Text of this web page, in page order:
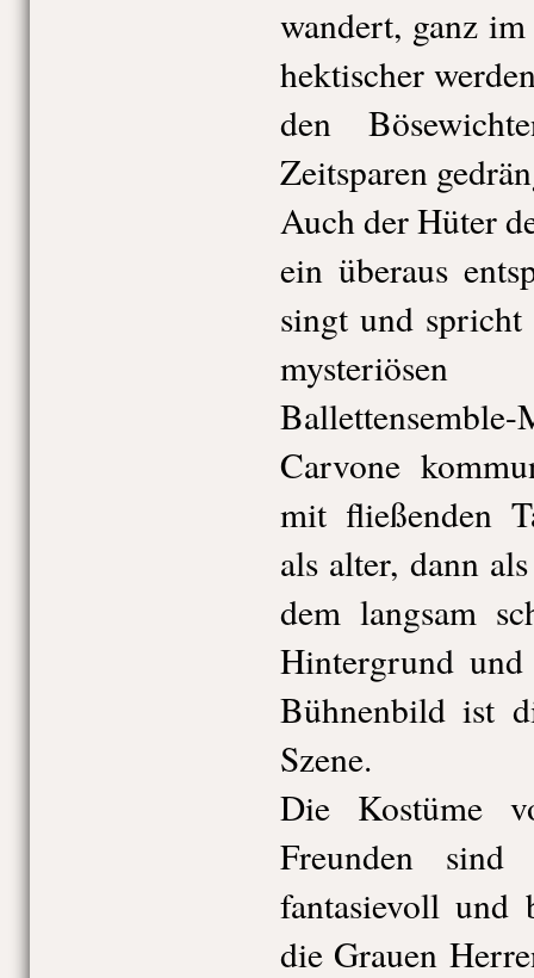
wandert, ganz
hektischer
den
Zeitsparen
Auch der Hüter
ein überaus
singt und
Carvone
mit fließenden
als alter, dann
dem langsam
Hintergrund
Bühnenbild ist
Szene.
Die Kostüme
Freunden
fantasievoll und
die Grauen